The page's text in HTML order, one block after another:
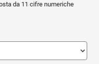
da 11 cifre numeriche